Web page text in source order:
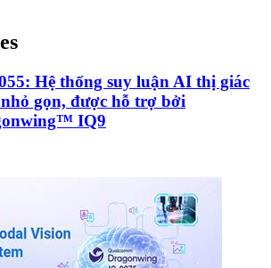
Hệ thống suy luận AI thị giác
gọn, được hỗ trợ bởi
IQ9